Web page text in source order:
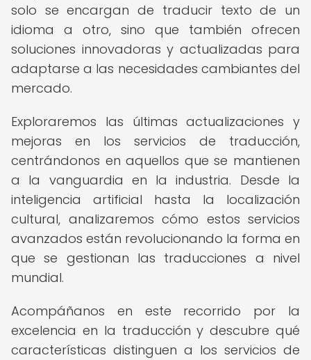
solo se encargan de traducir texto de un
idioma a otro, sino que también ofrecen
soluciones innovadoras y actualizadas para
adaptarse a las necesidades cambiantes del
mercado.
Exploraremos las últimas actualizaciones y
mejoras en los servicios de traducción,
centrándonos en aquellos que se mantienen
a la vanguardia en la industria. Desde la
inteligencia artificial hasta la localización
cultural, analizaremos cómo estos servicios
avanzados están revolucionando la forma en
que se gestionan las traducciones a nivel
mundial.
Acompáñanos en este recorrido por la
excelencia en la traducción y descubre qué
características distinguen a los servicios de